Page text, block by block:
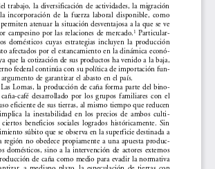
trabajo, la diversificación de actividades, la migración
incorporación  de  la  fuerza  laboral  disponible,  como
atenuar la situación desventajosa a la que se ve
campesino  por  las  relaciones  de  mercado. 1
  Particular-
domésticos  cuyas  estrategias  incluyen  la  producción
afectados por el estancamiento en la dinámica econó-
que la cotización de sus productos ha venido a la baja,
federal continúa con su política de importación fun-
de garantizar el abasto en el país.
Lomas, la producción de caña forma parte del bino-
café  desarrollado  por  los  grupos  familiares  con  el
eficiente de sus tierras, al mismo tiempo que reducen
la  inestabilidad  en  los  precios  de  ambos  culti-
ciertos  beneficios  sociales  logrados  históricamente.  Sin
súbito que se observa en la superficie destinada a
región no obedece propiamente a una apuesta produc-
domésticos,  sino  a  la  intervención  de  actores  externos
de caña como medio para evadir la normativa